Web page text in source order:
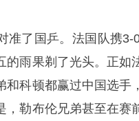
准了国乒。法国队携
的雨果剃了光头。正如
和科顿都赢过中国选手
，勒布伦兄弟甚至在赛